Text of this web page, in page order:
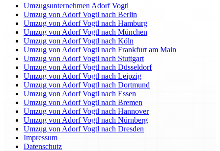
Umzugsunternehmen Adorf Vogtl
Umzug von Adorf Vogtl nach Berlin
Umzug von Adorf Vogtl nach Hamburg
Umzug von Adorf Vogtl nach München
Umzug von Adorf Vogtl nach Köln
Umzug von Adorf Vogtl nach Frankfurt am Main
Umzug von Adorf Vogtl nach Stuttgart
Umzug von Adorf Vogtl nach Düsseldorf
Umzug von Adorf Vogtl nach Leipzig
Umzug von Adorf Vogtl nach Dortmund
Umzug von Adorf Vogtl nach Essen
Umzug von Adorf Vogtl nach Bremen
Umzug von Adorf Vogtl nach Hannover
Umzug von Adorf Vogtl nach Nürnberg
Umzug von Adorf Vogtl nach Dresden
Impressum
Datenschutz